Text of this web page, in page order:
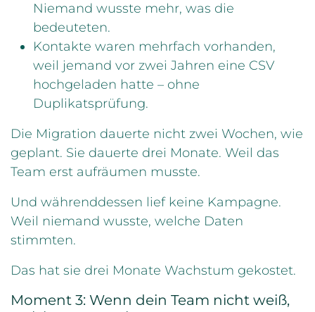
Niemand wusste mehr, was die
bedeuteten.
Kontakte waren mehrfach vorhanden,
weil jemand vor zwei Jahren eine CSV
hochgeladen hatte – ohne
Duplikatsprüfung.
Die Migration dauerte nicht zwei Wochen, wie
geplant. Sie dauerte drei Monate. Weil das
Team erst aufräumen musste.
Und währenddessen lief keine Kampagne.
Weil niemand wusste, welche Daten
stimmten.
Das hat sie drei Monate Wachstum gekostet.
Moment 3: Wenn dein Team nicht weiß,